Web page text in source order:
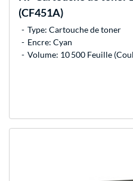
(CF451A)
Type: Cartouche de toner
Encre: Cyan
Volume: 10 500 Feuille